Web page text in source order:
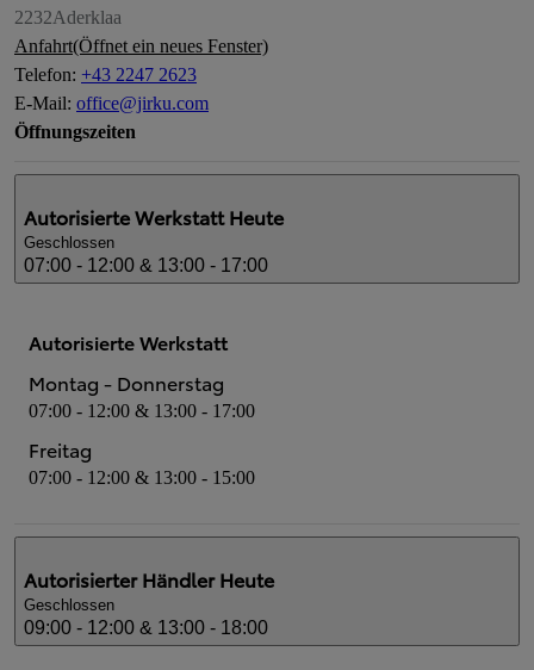
2232Aderklaa
Anfahrt(Öffnet ein neues Fenster)
Telefon: +43 2247 2623
E-Mail: office@jirku.com
Öffnungszeiten
Autorisierte Werkstatt Heute
Geschlossen
07:00 - 12:00 & 13:00 - 17:00
Autorisierte Werkstatt
Montag - Donnerstag
07:00 - 12:00 & 13:00 - 17:00
Freitag
07:00 - 12:00 & 13:00 - 15:00
Autorisierter Händler Heute
Geschlossen
09:00 - 12:00 & 13:00 - 18:00